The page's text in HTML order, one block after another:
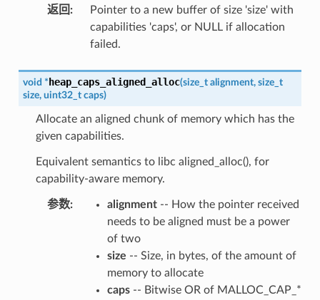
返回 :
Pointer to a new buffer of size 'size' with
capabilities 'caps', or NULL if allocation
failed.
void * heap_caps_aligned_alloc(size_t alignment, size_t
size, uint32_t caps)
Allocate an aligned chunk of memory which has the
given capabilities.
Equivalent semantics to libc aligned_alloc(), for
capability-aware memory.
参数: alignment-- How the pointer received
needs to be aligned must be a power
of two
size -- Size, in bytes, of the amount of
memory to allocate
caps-- Bitwise OR of MALLOC_CAP_*